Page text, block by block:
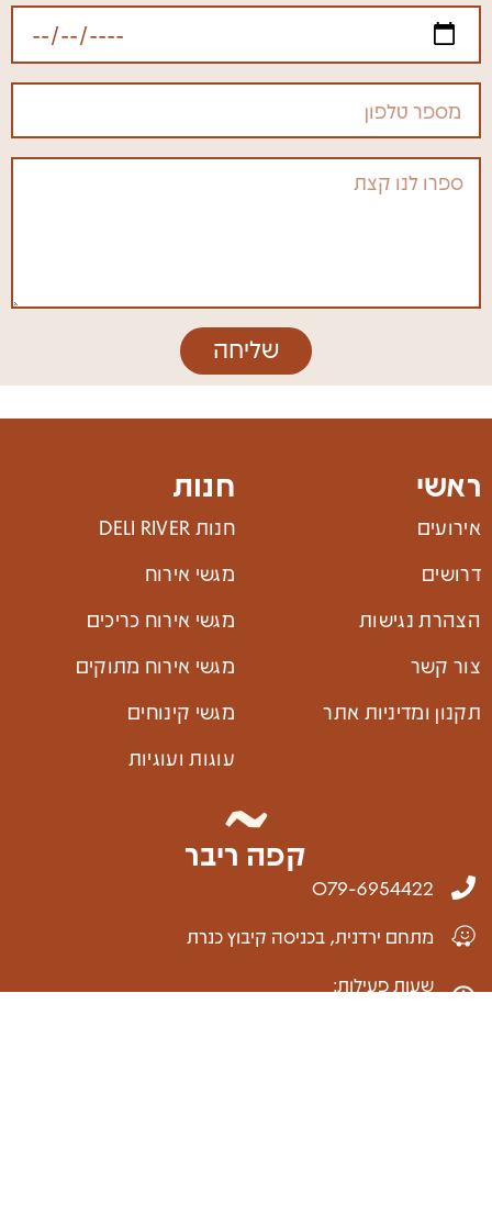
שליחה
ראשי
אירועים
דרושים
הצהרת נגישות
צור קשר
תקנון ומדיניות אתר
חנות
חנות DELI RIVER
מגשי אירוח
מגשי אירוח כריכים
מגשי אירוח מתוקים
מגשי קינוחים
עוגות ועוגיות
קפה ריבר
079-6954422
מתחם ירדנית, בכניסה קיבוץ כנרת
שעות פעילות: